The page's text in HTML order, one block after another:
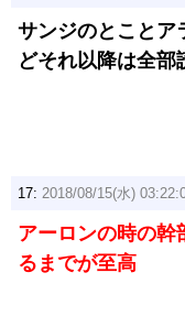
サンジのとことア
どそれ以降は全部
17: 2018/08/15(水)
アーロンの時の幹
るまでが至高